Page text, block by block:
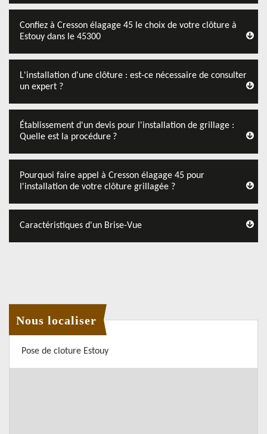
Confiez à Cresson élagage 45 le choix de votre clôture à
Estouy dans le 45300
L'installation d'une clôture : est-ce nécessaire de consulter
un expert ?
Établissement d'un devis pour l'installation de grillage :
Quelle est la procédure ?
Pourquoi faire appel à Cresson élagage 45 pour
l'installation de votre clôture grillagée ?
Caractéristiques d'un Brise-Vue
Nous localiser
Pose de cloture Estouy